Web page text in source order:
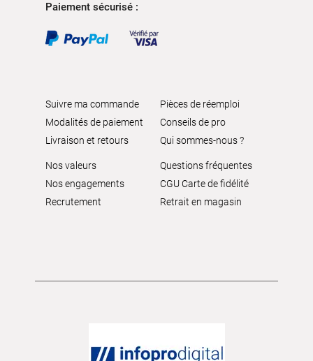
Paiement sécurisé :
Suivre ma commande
Modalités de paiement
Livraison et retours
Pièces de réemploi
Conseils de pro
Qui sommes-nous ?
Nos valeurs
Nos engagements
Recrutement
Questions fréquentes
CGU Carte de fidélité
Retrait en magasin